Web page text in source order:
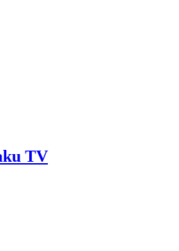
TV